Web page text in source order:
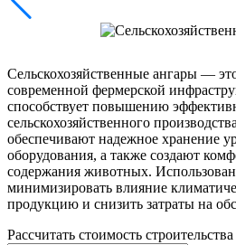
Сельскохозяйственные ангары —
современной фермерской
способствует повышению
сельскохозяйственного
обеспечивают надежное хранение
оборудования, а также создают
содержания животных.
минимизировать влияние
продукцию и снизить затраты на
Рассчитать стоимость строительства